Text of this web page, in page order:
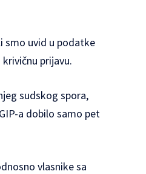
smo uvid u podatke
prijavu.
sudskog spora,
a dobilo samo pet
vlasnike sa